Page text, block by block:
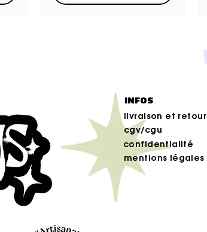
INFOS
livraison et
cgv/cgu
confidentialité
mentions légales